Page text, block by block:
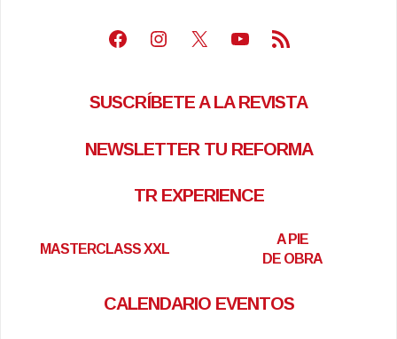
Facebook
Instagram
X Youtube
Feed RSS
SUSCRÍBETE A LA REVISTA
NEWSLETTER TU REFORMA
TR EXPERIENCE
MASTERCLASS XXL
A PIE
DE OBRA
CALENDARIO EVENTOS